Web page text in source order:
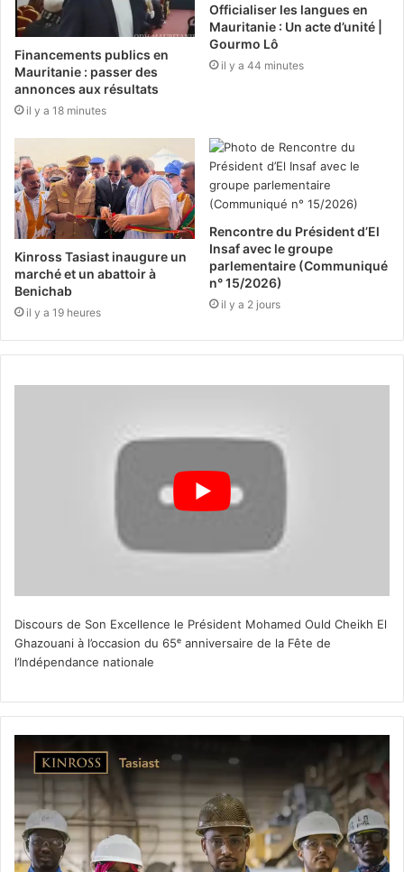
Financements publics en
Mauritanie : passer des
annonces aux résultats
il y a 18 minutes
Officialiser les langues en
Mauritanie : Un acte d’unité |
Gourmo Lô
il y a 44 minutes
Kinross Tasiast inaugure un
marché et un abattoir à
Benichab
il y a 19 heures
Rencontre du Président d’El
Insaf avec le groupe
parlementaire (Communiqué
n° 15/2026)
il y a 2 jours
Discours de Son Excellence le Président Mohamed Ould Cheikh El
Ghazouani à l’occasion du 65ᵉ anniversaire de la Fête de
l’Indépendance nationale